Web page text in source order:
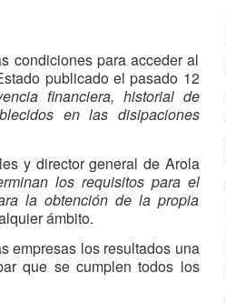
condiciones para acceder al
publicado el pasado 12
financiera, historial de
en las disipaciones
y director general de Arola
los requisitos para el
la obtención de la propia
ámbito.
empresas los resultados una
que se cumplen todos los